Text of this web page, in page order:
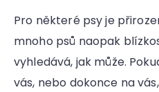
Pro některé psy je
mnoho psů naopak
vyhledává, jak může.
vás, nebo dokonce na